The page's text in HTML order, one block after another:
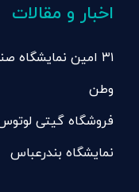
اخبار و مقالات
۳۱ امین نمایشگاه صنعت ساختمان تبریز
وطن
فروشگاه گیتی
نمایشگاه بندرعباس